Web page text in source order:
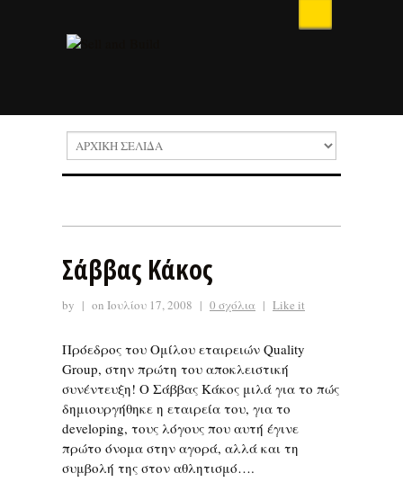
Σάββας Κάκος
by | on Ιουλίου 17, 2008 | 0 σχόλια | Like it
Πρόεδρος του Ομίλου εταιρειών Quality
Group, στην πρώτη του αποκλειστική
συνέντευξη! Ο Σάββας Κάκος μιλά για το πώς
δημιουργήθηκε η εταιρεία του, για το
developing, τους λόγους που αυτή έγινε
πρώτο όνομα στην αγορά, αλλά και τη
συμβολή της στον αθλητισμό….